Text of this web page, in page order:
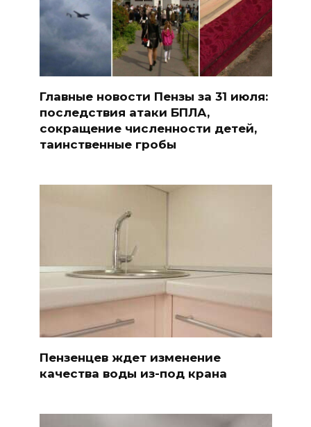
Главные новости Пензы за 31 июля:
последствия атаки БПЛА,
сокращение численности детей,
таинственные гробы
Пензенцев ждет изменение
качества воды из-под крана